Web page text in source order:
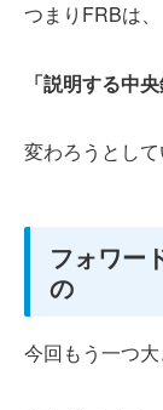
つまりFRBは、
「説明する中
変わろうとして
フォワー
の
今回もう一つ大